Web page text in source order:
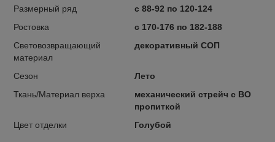
Размерный ряд
с 88-92 по 120-124
Ростовка
с 170-176 по 182-188
Световозвращающий
материал
декоративный СОП
Сезон
Лето
Ткань/Материал верха
механический стрейч с ВО
пропиткой
Цвет отделки
Голубой